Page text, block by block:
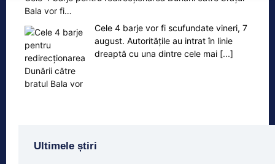
Bala vor fi…
Cele 4 barje vor fi scufundate vineri, 7
august. Autoritățile au intrat în linie
dreaptă cu una dintre cele mai [...]
Ultimele știri